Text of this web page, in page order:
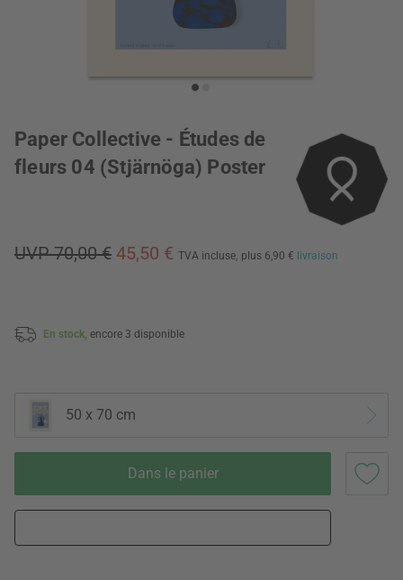
Paper Collective - Études de
fleurs 04 (Stjärnöga) Poster
UVP 70,00 € 45,50 € TVA incluse, plus 6,90 € livraison
En stock, encore 3 disponible
50 x 70 cm
Dans le panier